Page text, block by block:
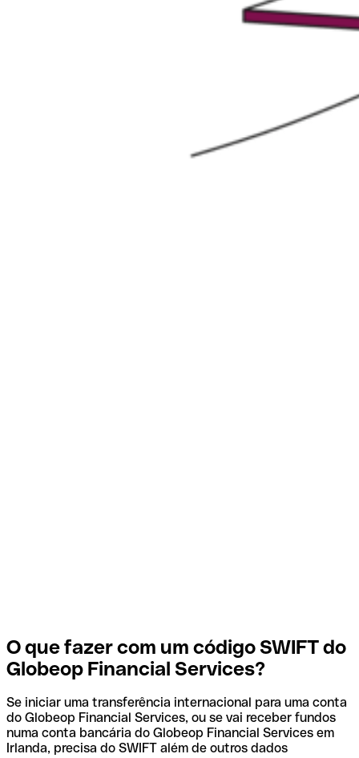
O que fazer com um código SWIFT do
Globeop Financial Services?
Se iniciar uma transferência internacional para uma conta
do Globeop Financial Services, ou se vai receber fundos
numa conta bancária do Globeop Financial Services em
Irlanda, precisa do SWIFT além de outros dados